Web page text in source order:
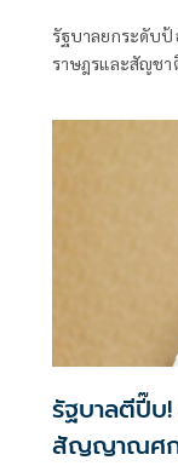
รัฐบาลยกระดับ
ราษฎรและสัญชา
รัฐบาลตีปี๊บ
สัญญาณศ